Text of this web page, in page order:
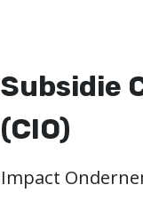
Subsidie
(CIO)
Impact